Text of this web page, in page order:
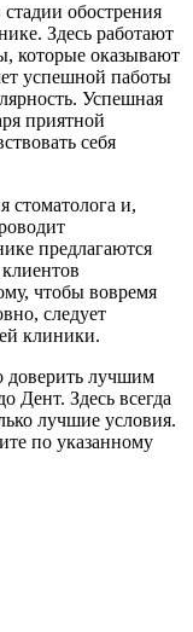
обострения
Здесь работают
которые оказывают
успешной паботы
Успешная
приятной
себя
стоматолога и,
предлагаются
чтобы вовремя
следует
клиники.
доверить лучшим
Дент. Здесь всегда
лучшие условия.
по указанному